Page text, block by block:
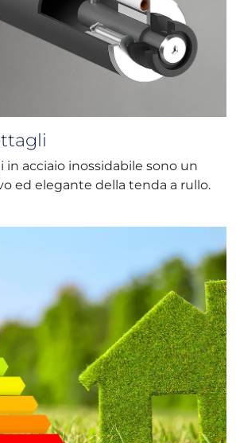
acciaio inossidabile sono un
ed elegante della tenda a rullo.